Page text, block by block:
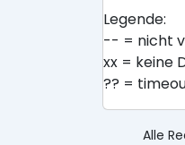
Legende:
-- = nicht
xx = keine
?? =
Alle